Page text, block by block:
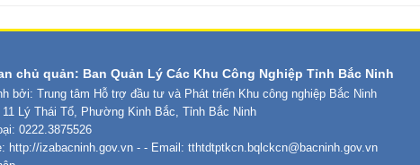
chủ quản: Ban Quản Lý Các Khu Công Nghiệp Tỉnh Bắc Ninh
bởi: Trung tâm Hỗ trợ đầu tư và Phát triển Khu công nghiệp Bắc Ninh
Lý Thái Tổ, Phường Kinh Bắc, Tỉnh Bắc Ninh
0222.3875526
http://izabacninh.gov.vn - - Email: tthtdtptkcn.bqlckcn@bacninh.gov.vn